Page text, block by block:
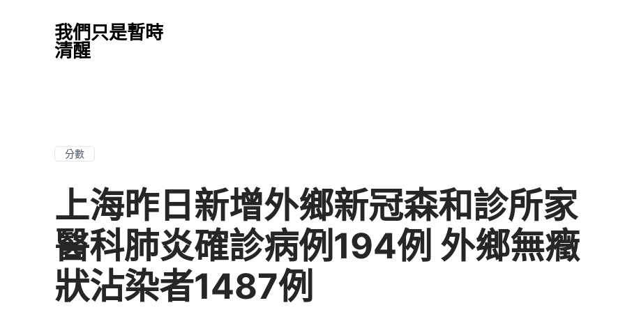
我們只是暫時
清醒
分數
上海昨日新增外鄉新冠森和診所家
醫科肺炎確診病例194例 外鄉無癥
狀沾染者1487例